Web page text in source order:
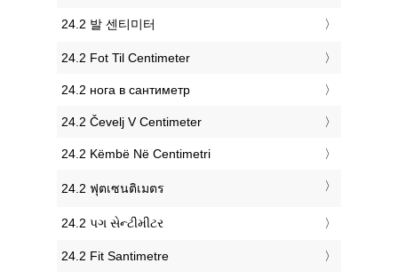
‎24.2 발 센티미터
‎24.2 Fot Til Centimeter
‎24.2 нога в сантиметр
‎24.2 Čevelj V Centimeter
‎24.2 Këmbë Në Centimetri
‎24.2 ฟุตเซนติเมตร
‎24.2 પગ સેન્ટીમીટર
‎24.2 Fit Santimetre